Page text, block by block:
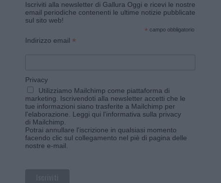
Iscriviti alla newsletter di Gallura Oggi e ricevi le nostre
email periodiche contenenti le ultime notizie pubblicate
sul sito web!
* campo obbligatorio
Indirizzo email *
Privacy
Utilizziamo Mailchimp come piattaforma di
marketing. Iscrivendoti alla newsletter accetti che le
tue informazioni siano trasferite a Mailchimp per
l'elaborazione. Leggi qui l'informativa sulla privacy
di Mailchimp
Potrai annullare l'iscrizione in qualsiasi momento
facendo clic sul collegamento nel piè di pagina delle
nostre e-mail.